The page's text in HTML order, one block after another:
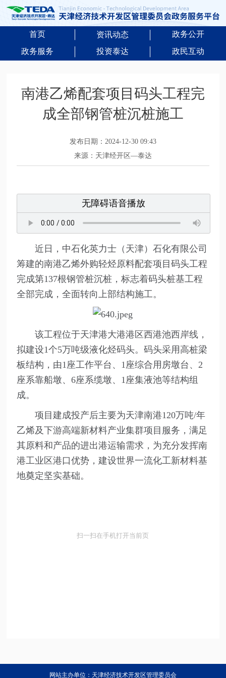
首页 资讯动态
政务公开
政务服务
投资泰达 政民互动
南港乙烯配套项目码头工程完
成全部钢管桩沉桩施工
发布日期：2024-12-30 09:43
来源：天津经开区—泰达
无障碍语音播放
近日，中石化英力士（天津）石化有限公司
筹建的南港乙烯外购轻烃原料配套项目码头工程
完成第137根钢管桩沉桩，标志着码头桩基工程
全部完成，全面转向上部结构施工。
该工程位于天津港大港港区西港池西岸线，
拟建设1个5万吨级液化烃码头。码头采用高桩梁
板结构，由1座工作平台、1座综合用房墩台、2
座系靠船墩、6座系缆墩、1座集液池等结构组
成。
项目建成投产后主要为天津南港120万吨/年
乙烯及下游高端新材料产业集群项目服务，满足
其原料和产品的进出港运输需求，为充分发挥南
港工业区港口优势，建设世界一流化工新材料基
地奠定坚实基础。
扫一扫在手机打开当前页
网站主办单位：天津经济技术开发区管理委员会